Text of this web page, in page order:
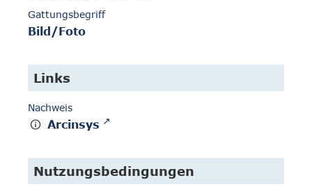
Gattungsbegriff
Bild/Foto
Links
Nachweis
Arcinsys
Nutzungsbedingungen